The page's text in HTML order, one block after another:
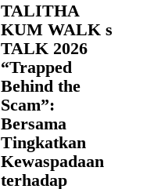
TALITHA
KUM WALK s
TALK 2026
“Trapped
Behind the
Scam”:
Bersama
Tingkatkan
Kewaspadaan
terhadap